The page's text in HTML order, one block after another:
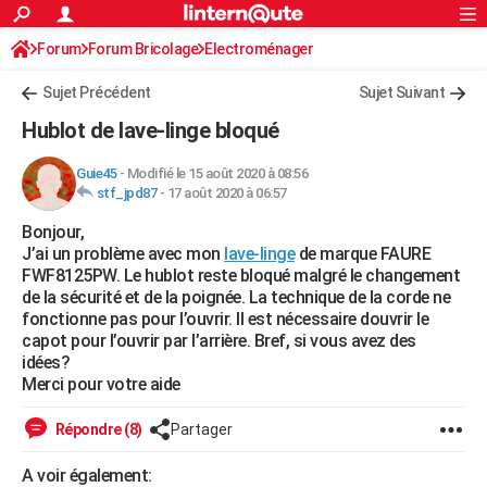
ACTUALITÉS
Politique
Société
Faits Divers
Education
Monde
Villes
+
FINANCE
Retraite
Impôts
Epargne
Immobilier
Risques naturels par ville
Banque
Assurance
Crédit
AUTO
Essais
Réserver un essai
Citadines
Berlines
SUV
Forum auto
+HIGH-TECH
Mobiles
Meilleur smartphone
Internet
Ordinateurs
Jeux vidéo
Guide high-tech
+BRICOLAGE
Forum
Aménagement intérieur
Extérieur
Cuisine
Salle de bains
Jardinage
Rangement
WEEK-END
Guides de France
Escapades
Patrimoine
Expositions
Musées
Week-end nature
+LIFESTYLE
Art de vivre
Bien-être
Loisirs
Mode
Modes de vie
SANTE
VOYAGE
S'inscrire
Connexion
Forum Forum Bricolage Electroménager
Sujet Précédent Sujet Suivant
Hublot de lave-linge bloqué
Guie45- Modifié le 15 août 2020 à 08:56
stf_jpd87- 17 août 2020 à 06:57
Bonjour,
J’ai un problème avec mon lave-lingede marque FAURE
FWF8125PW. Le hublot reste bloqué malgré le changement
de la sécurité et de la poignée. La technique de la corde ne
fonctionne pas pour l’ouvrir. Il est nécessaire douvrir le
capot pour l’ouvrir par l’arrière. Bref, si vous avez des
idées?
Merci pour votre aide
Répondre (8) Partager
A voir également: